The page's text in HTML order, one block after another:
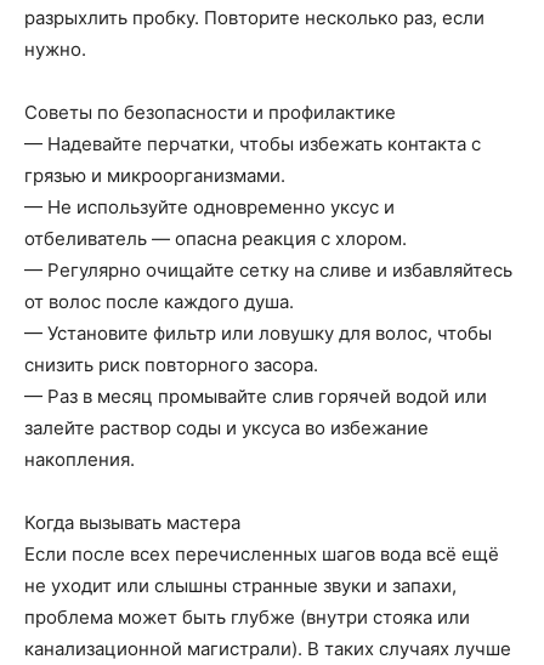
разрыхлить пробку. Повторите несколько раз, если
нужно.
Советы по безопасности и профилактике
— Надевайте перчатки, чтобы избежать контакта с
грязью и микроорганизмами.
— Не используйте одновременно уксус и
отбеливатель — опасна реакция с хлором.
— Регулярно очищайте сетку на сливе и избавляйтесь
от волос после каждого душа.
— Установите фильтр или ловушку для волос, чтобы
снизить риск повторного засора.
— Раз в месяц промывайте слив горячей водой или
залейте раствор соды и уксуса во избежание
накопления.
Когда вызывать мастера
Если после всех перечисленных шагов вода всё ещё
не уходит или слышны странные звуки и запахи,
проблема может быть глубже (внутри стояка или
канализационной магистрали). В таких случаях лучше